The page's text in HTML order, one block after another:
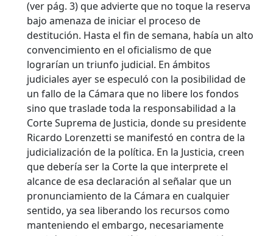
(ver pág. 3) que advierte que no toque la reserva
bajo amenaza de iniciar el proceso de
destitución. Hasta el fin de semana, había un alto
convencimiento en el oficialismo de que
lograrían un triunfo judicial. En ámbitos
judiciales ayer se especuló con la posibilidad de
un fallo de la Cámara que no libere los fondos
sino que traslade toda la responsabilidad a la
Corte Suprema de Justicia, donde su presidente
Ricardo Lorenzetti se manifestó en contra de la
judicialización de la política. En la Justicia, creen
que debería ser la Corte la que interprete el
alcance de esa declaración al señalar que un
pronunciamiento de la Cámara en cualquier
sentido, ya sea liberando los recursos como
manteniendo el embargo, necesariamente